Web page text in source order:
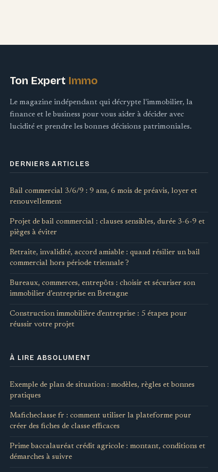
Ton Expert Immo
Le magazine indépendant qui décrypte l'immobilier, la
finance et le business pour vous aider à décider avec
lucidité et prendre les bonnes décisions patrimoniales.
DERNIERS ARTICLES
Bail commercial 3/6/9 : 9 ans, 6 mois de préavis, loyer et
renouvellement
Projet de bail commercial : clauses sensibles, durée 3-6-9 et
pièges à éviter
Retraite, invalidité, accord amiable : quand résilier un bail
commercial hors période triennale ?
Bureaux, commerces, entrepôts : choisir et sécuriser son
immobilier d’entreprise en Bretagne
Construction immobilière d'entreprise : 5 étapes pour
réussir votre projet
À LIRE ABSOLUMENT
Exemple de plan de situation : modèles, règles et bonnes
pratiques
Maficheclasse fr : comment utiliser la plateforme pour
créer des fiches de classe efficaces
Prime baccalauréat crédit agricole : montant, conditions et
démarches à suivre